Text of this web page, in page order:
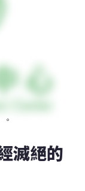
。
滅絕的